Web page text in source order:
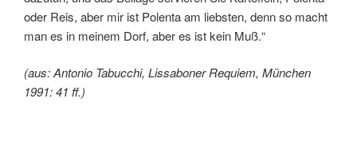
oder Reis, aber mir ist Polenta am liebsten, denn so macht
man es in meinem Dorf, aber es ist kein Muß.“
(aus: Antonio Tabucchi, Lissaboner Requiem, München
1991: 41 ff.)